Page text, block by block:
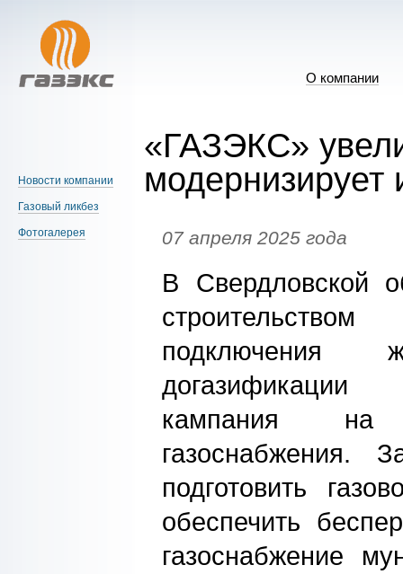
О компании
«ГАЗЭКС»
модернизирует
07 апреля 2025 года
В Свердловской
кампания на
подготовить
обеспечить
газоснабжение
Новости компании
Газовый ликбез
Фотогалерея